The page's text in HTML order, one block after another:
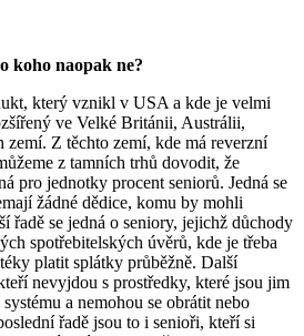
koho naopak ne?
který vznikl v USA a kde je velmi
ve Velké Británii, Austrálii,
zemí. Z těchto zemí, kde má reverzní
z tamních trhů dovodit, že
pro jednotky procent seniorů. Jedná se
žádné dědice, komu by mohli
řadě se jedná o seniory, jejichž důchody
spotřebitelských úvěrů, kde je třeba
platit splátky průběžně. Další
nevyjdou s prostředky, které jsou jim
a nemohou se obrátit nebo
řadě jsou to i senioři, kteří si